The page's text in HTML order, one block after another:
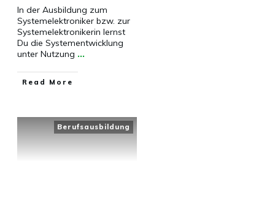
In der Ausbildung zum
Systemelektroniker bzw. zur
Systemelektronikerin lernst
Du die Systementwicklung
unter Nutzung ...
​Read More
Berufsausbildung